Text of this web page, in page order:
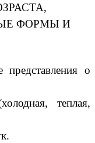
ФОРМЫ И
о
теплая,